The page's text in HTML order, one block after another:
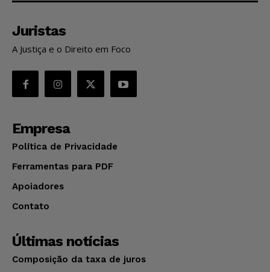
Juristas
A Justiça e o Direito em Foco
Empresa
Política de Privacidade
Ferramentas para PDF
Apoiadores
Contato
Últimas notícias
Composição da taxa de juros